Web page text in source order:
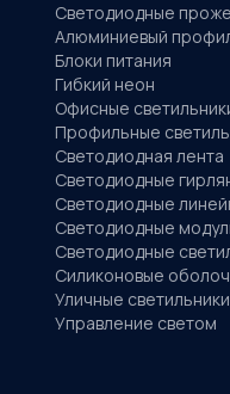
Светодиодные
Алюминиевый
Блоки питания
Гибкий неон
Офисные
Профильные
Светодиодная лента
Светодиодные
Светодиодные
Светодиодные
Светодиодные
Силиконовые
Уличные светильники
Управление светом